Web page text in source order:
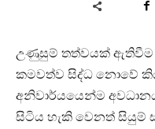
උණුසුම් තත්වයක් ඇතිවීම
කමවත්ව සිද්ධ නොවේ
අනිවාර්යයෙන්ම
සිටිය හැකි වෙනත් සියුම්